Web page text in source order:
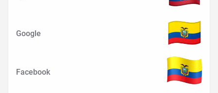
Google
Facebook